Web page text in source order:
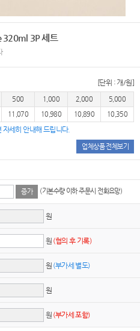
320ml 3P 세트
[단위 : 개/원]
500 1,000 2,000
5,000
11,070 10,980 10,890 10,350
세히 안내해 드립니다.
업체상품 전체보기
증가 (기본수량 이하 주문시 전화요망)
원
원 (협의 후 기록)
원 (부가세 별도)
원
원 (부가세 포함)